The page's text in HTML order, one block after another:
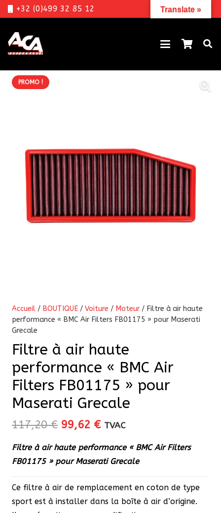
+32 (0)499 32 85 12
PROMO !
Accueil / BOUTIQUE / Voiture / Moteur / Filtre à air haute
performance « BMC Air Filters FB01175 » pour Maserati
Grecale
Filtre à air haute
performance « BMC Air
Filters FB01175 » pour
Maserati Grecale
117,20€ Le
initial
était :
99,62 €Le
actuel
est :
TVAC
Filtre à air haute performance « BMC Air Filters
FB01175 » pour Maserati Grecale
Ce filtre à air de remplacement en coton de type
sport est à installer dans la boîte à air d’origine.
Translate »